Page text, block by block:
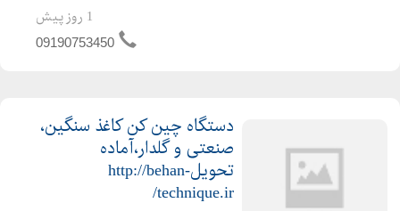
قیمت وکیفیت وکاربری ماشین آلات
تولید فیلترهوا ( بهان فیلتر) http://behan-
1 روز پیش
09190753450
دستگاه چین کن کاغذ سنگین،
صنعتی و گلدار،آماده
تحویلhttp://behan-
technique.ir/